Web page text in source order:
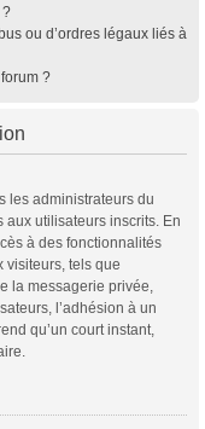
?
ou d’ordres légaux liés à
?
les administrateurs du
utilisateurs inscrits. En
à des fonctionnalités
visiteurs, tels que
la messagerie privée,
l’adhésion à un
qu’un court instant,